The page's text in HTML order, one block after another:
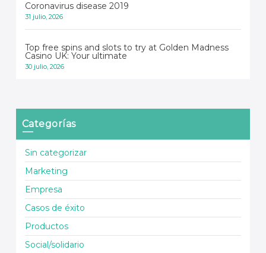
Coronavirus disease 2019
31 julio, 2026
Top free spins and slots to try at Golden Madness
Casino UK: Your ultimate
30 julio, 2026
Categorías
Sin categorizar
Marketing
Empresa
Casos de éxito
Productos
Social/solidario